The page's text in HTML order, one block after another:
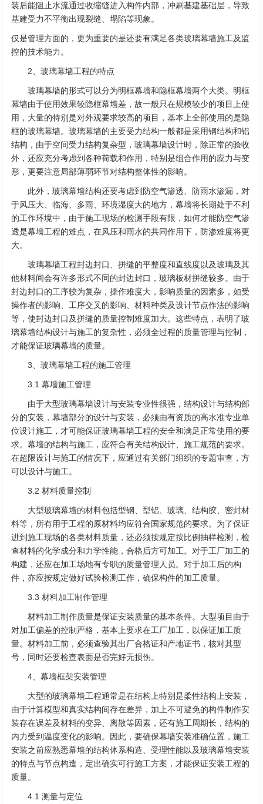
装后能阻止水流通过收缩缝进入构件内部，冲刷基建基础层，导致
基建受力不平衡出现裂缝、塌陷等现象。
仅是管理方面的，更为重要的是还要有满足各类玻璃幕墙施工及监
控的技术能力。
2、玻璃幕墙工程的特点
玻璃幕墙的形式可以分为明框幕墙和隐框幕墙两个大类。明框
幕墙由于使用效果较隐框幕墙差，故一般只在规模较少的项目上使
用，大量的特别是对外观要求较高的项目，基本上全部使用的是隐
框的玻璃幕墙。玻璃幕墙的主要受力结构一般都是采用钢结构和铝
结构，由于空间受力结构复杂型，玻璃幕墙设计时，除正常的验收
外，还应充分考虑到各种荷载和作用，特别是组合作用的应力与变
形，更要注意局部薄弱环节对结构整体性的影响。
此外，玻璃幕墙结构还要考虑到防空气渗透、防雨水渗漏，对
于风压大、临海、多雨、环境湿度大的地方，幕墙将长期处于不利
的工作环境中，由于施工现场的检测手段有限，如何才能防空气渗
透是幕墙工程的难点，在风压和雨水的共同作用下，防渗难度将更
大。
玻璃幕墙工程封边封口、拼缝的平整度和直线度以及玻璃及其
他材料间会有许多形式不同的封边封口，玻璃板材拼缝较多。由于
封边封口的工序较为复杂，操作难度大，影响质量的因素多，如受
操作者的影响、工序交叉的影响、材料种类及设计节点作法的影响
等，使封边封口及拼缝的质量控制难度加大。这些特点，表明了玻
璃幕墙结构设计与施工的复杂性，必须全过程的质量管理与控制，
才能保证玻璃幕墙的质量。
3、玻璃幕墙工程的施工管理
3.1 幕墙施工管理
由于大型玻璃幕墙设计与安装专业性很强，结构设计与结构部
分的安装，幕墙部分的设计与安装，必须由有资质的高水准专业单
位设计施工，才可能保证玻璃幕墙工程的安全和满足正常使用的要
求。幕墙的结构与施工，应符合有关结构设计、施工规范的要求。
在超限设计与施工的情况下，应通过有关部门组织的专题审查，方
可以设计与施工。
3.2 材料质量控制
大型玻璃幕墙的材料包括型钢、型铝、玻璃、结构胶、密封材
料等，所有用于工程的原材料均应符合国家规范的要求。为了保证
进到施工现场的各类材料质量，还必须按规定按比例抽样检测，检
查材料的化学成分和力学性能，合格后方可加工。对于工厂加工的
构建，还应在加工场地有专职的质量管理人员。对于加工后的构
件，亦应按规定做好试验检测工作，确保构件的加工质量。
3.3 材料加工制作管理
材料加工制作质量是保证安装质量的基本条件。大型项目由于
对加工偏差的控制严格，基本上要求在工厂加工，以保证加工质
量。材料加工前，必须查验其出厂合格证和产地证书，核对其型
号，同时还要检查表面是否完好无损伤。
4、幕墙框架安装管理
大型的玻璃幕墙工程通常是在结构上特别是柔性结构上安装，
由于计算模型和真实结构间存在差异，加上不可避免的构件制作安
装存在误差及材料的变异、离散等因素，还有施工周期长，结构的
内力受到温度变化的影响。因此，要确保幕墙安装准确位置，施工
安装之前应熟悉幕墙的结构体系构造、受理性能以及玻璃幕墙安装
的特点与节点构造，定出确实可行施工方案，才能保证安装工程的
质量。
4.1 测量与定位